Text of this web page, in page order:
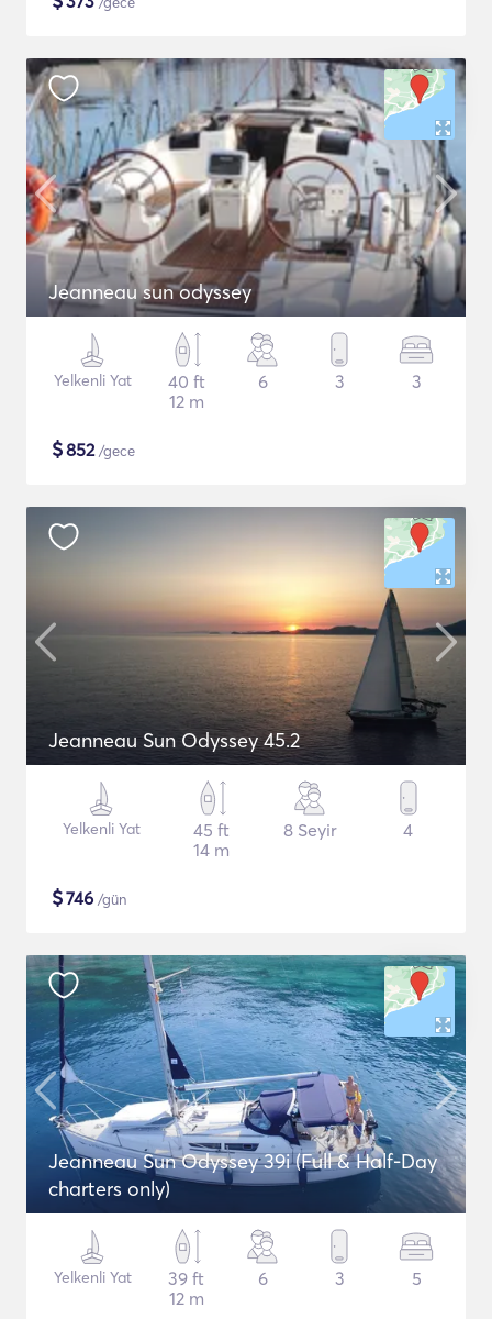
Jeanneau sun odyssey
Yelkenli Yat
40 ft
12 m
6 3 3
$852/gece
Jeanneau Sun Odyssey 45.2
Yelkenli Yat
45 ft
14 m
8 Seyir 4
$746 /gün
Jeanneau Sun Odyssey 39i (Full & Half-Day
charters only)
Yelkenli Yat
39 ft
12 m
6 3 5